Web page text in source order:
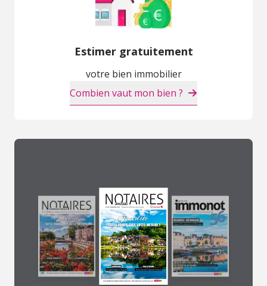
Estimer gratuitement
votre bien immobilier
Combien vaut mon bien ?